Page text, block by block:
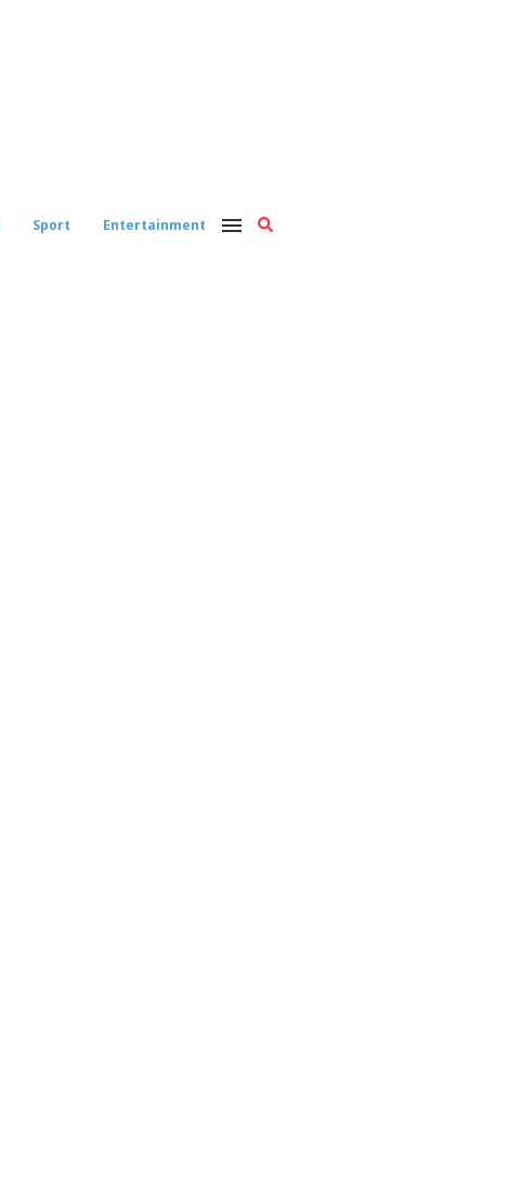
Sport Entertainment